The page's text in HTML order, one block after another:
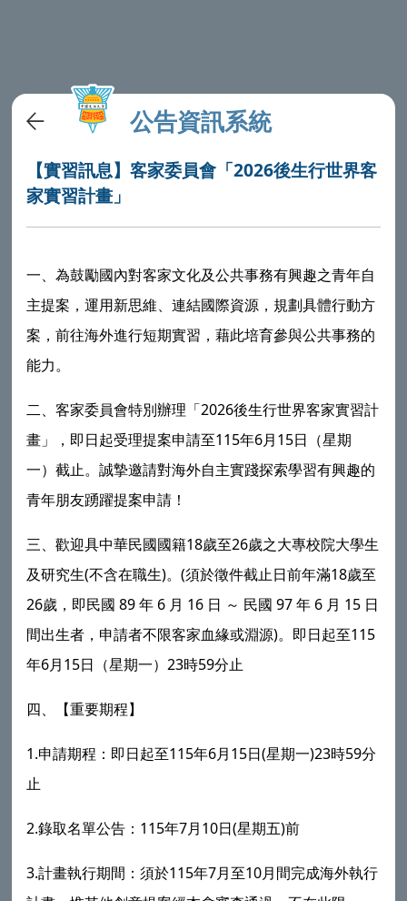
公告資訊系統
【實習訊息】客家委員會「2026後生行世界客
家實習計畫」
一、為鼓勵國內對客家文化及公共事務有興趣之青年自
主提案，運用新思維、連結國際資源，規劃具體行動方
案，前往海外進行短期實習，藉此培育參與公共事務的
能力。
二、客家委員會特別辦理「 2026後生行世界客家實習計
畫」，即日起受理提案申請至115年6月 15日（星期
一）截止。誠摯邀請對海外自主實踐探索學習有興趣的
青年朋友踴躍提案申請！
三、歡迎具中華民國國籍18歲至26歲之大專校院大學生
及研究生(不含在職生)。(須於徵件截止日前年滿18歲至
26歲，即民國 89年 6 月 16 日 ～ 民國 97年 6 月 15 日
間出生者，申請者不限客家血緣或淵源)。 即日起至115
年6月 15日（星期一） 23時59分止
四、【重要期程】
1.申請期程：即日起至115年6月 15日(星期一)23時59分
止
2.錄取名單公告： 115年7月 10日(星期五)前
3.計畫執行期間：須於115年7月至10月間完成海外執行